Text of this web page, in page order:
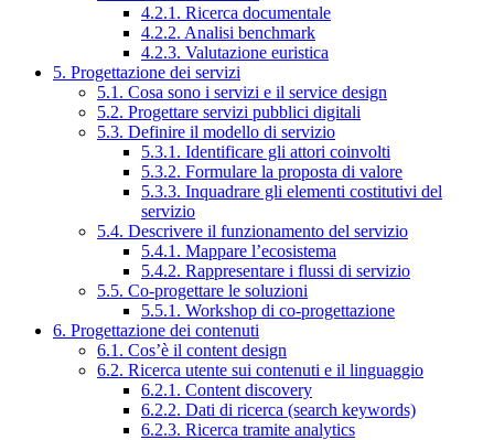
4.2.1. Ricerca documentale
4.2.2. Analisi benchmark
4.2.3. Valutazione euristica
5. Progettazione dei servizi
5.1. Cosa sono i servizi e il service design
5.2. Progettare servizi pubblici digitali
5.3. Definire il modello di servizio
5.3.1. Identificare gli attori coinvolti
5.3.2. Formulare la proposta di valore
5.3.3. Inquadrare gli elementi costitutivi del
servizio
5.4. Descrivere il funzionamento del servizio
5.4.1. Mappare l’ecosistema
5.4.2. Rappresentare i flussi di servizio
5.5. Co-progettare le soluzioni
5.5.1. Workshop di co-progettazione
6. Progettazione dei contenuti
6.1. Cos’è il content design
6.2. Ricerca utente sui contenuti e il linguaggio
6.2.1. Content discovery
6.2.2. Dati di ricerca (search keywords)
6.2.3. Ricerca tramite analytics